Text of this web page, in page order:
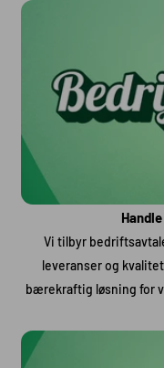
Vi tilbyr
leveranser og
bærekraftig løsning for